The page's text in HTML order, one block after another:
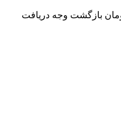
بازگشت وجه دریافت